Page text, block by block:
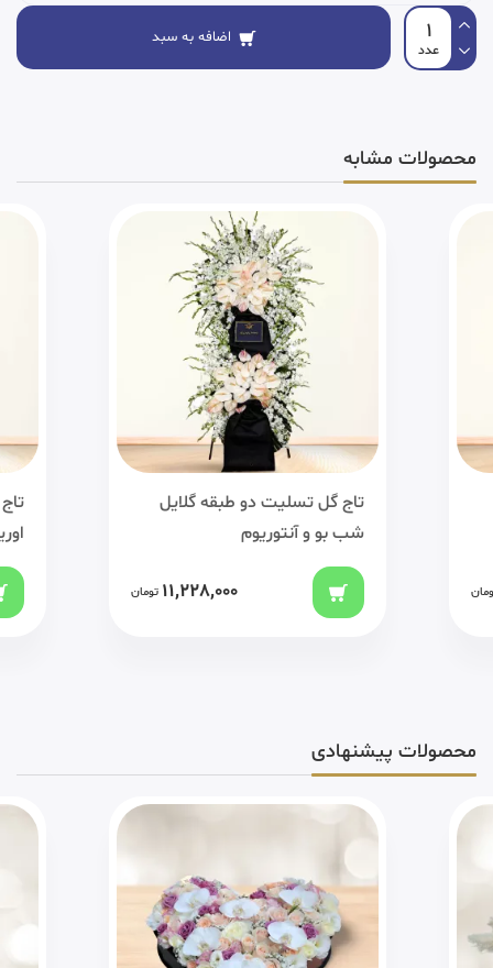
اضافه به سبد
محصولات مشابه
تاج گل تسلیت دو طبقه گلایل
شب بو و آنتوریوم
11,228,000 تومان
محصولات پیشنهادی